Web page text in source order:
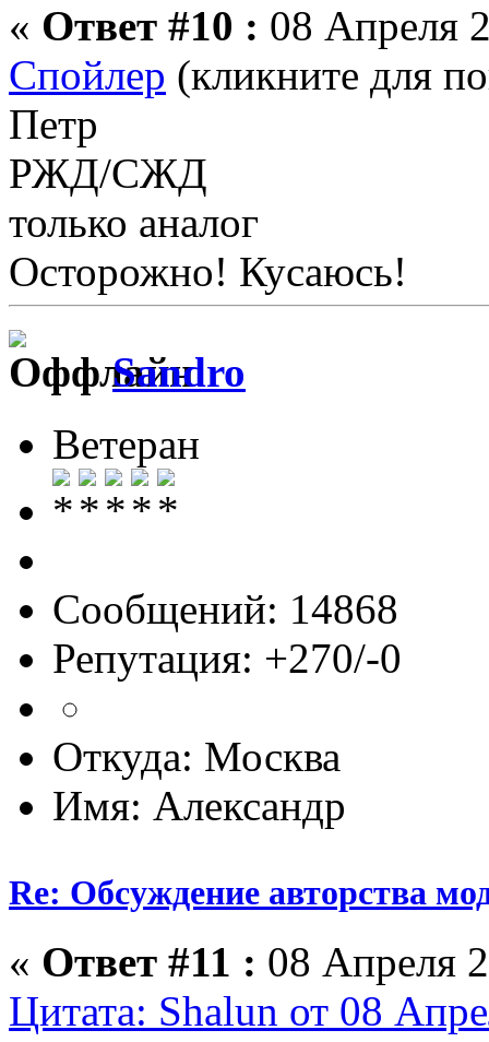
« Ответ #10 : 08 Апреля
Спойлер (кликните для
Петр
РЖД/СЖД
только аналог
Осторожно! Кусаюсь!
Sandro
Ветеран
Сообщений: 14868
Репутация: +270/-0
Откуда: Москва
Имя: Александр
Re: Обсуждение авторства
« Ответ #11 : 08 Апреля
Цитата: Shalun от 08